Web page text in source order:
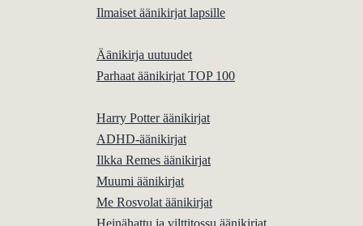
Ilmaiset äänikirjat lapsille
Äänikirja uutuudet
Parhaat äänikirjat TOP 100
Harry Potter äänikirjat
ADHD-äänikirjat
Ilkka Remes äänikirjat
Muumi äänikirjat
Me Rosvolat äänikirjat